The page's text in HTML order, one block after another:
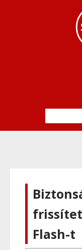
Flash-t